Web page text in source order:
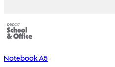
Notebook A5